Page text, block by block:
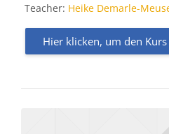
Teacher: Heike Demarle-
Hier klicken, um den